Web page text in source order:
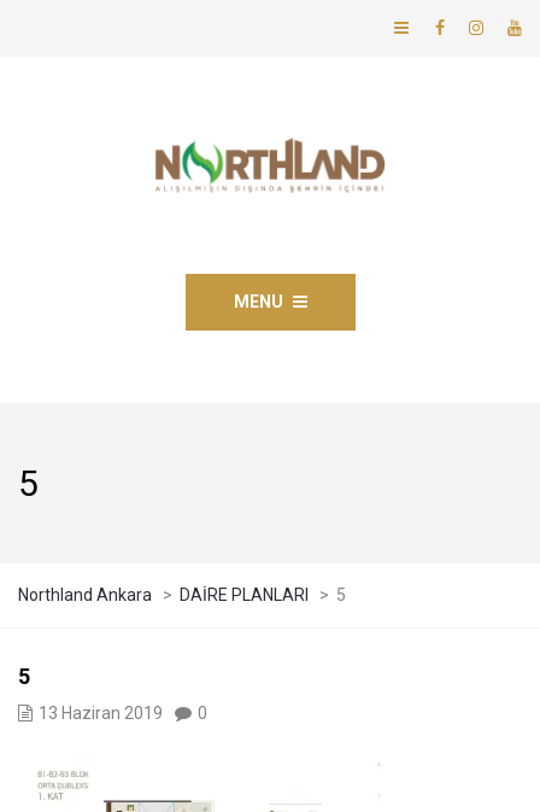
MENU
5
Northland Ankara > DAİRE PLANLARI > 5
5
13 Haziran 2019 0